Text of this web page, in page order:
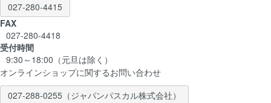
027-280-4415
FAX
027-280-4418
受付時間
9:30～18:00（元旦は除く）
オンラインショップに関するお問い合わせ
027-288-0255 （ジャパンパスカル株式会社）